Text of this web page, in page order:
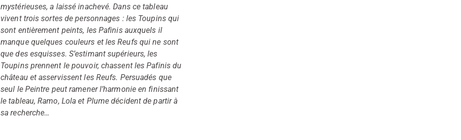
mystérieuses, a laissé inachevé. Dans ce tableau
vivent trois sortes de personnages : les Toupins qui
sont entièrement peints, les Pafinis auxquels il
manque quelques couleurs et les Reufs qui ne sont
que des esquisses. S’estimant supérieurs, les
Toupins prennent le pouvoir, chassent les Pafinis du
château et asservissent les Reufs. Persuadés que
seul le Peintre peut ramener l’harmonie en finissant
le tableau, Ramo, Lola et Plume décident de partir à
sa recherche…